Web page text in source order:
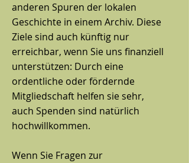
anderen Spuren der lokalen
Geschichte in einem Archiv. Diese
Ziele sind auch künftig nur
erreichbar, wenn Sie uns finanziell
unterstützen: Durch eine
ordentliche oder fördernde
Mitgliedschaft helfen sie sehr,
auch Spenden sind natürlich
hochwillkommen.
Wenn Sie Fragen zur